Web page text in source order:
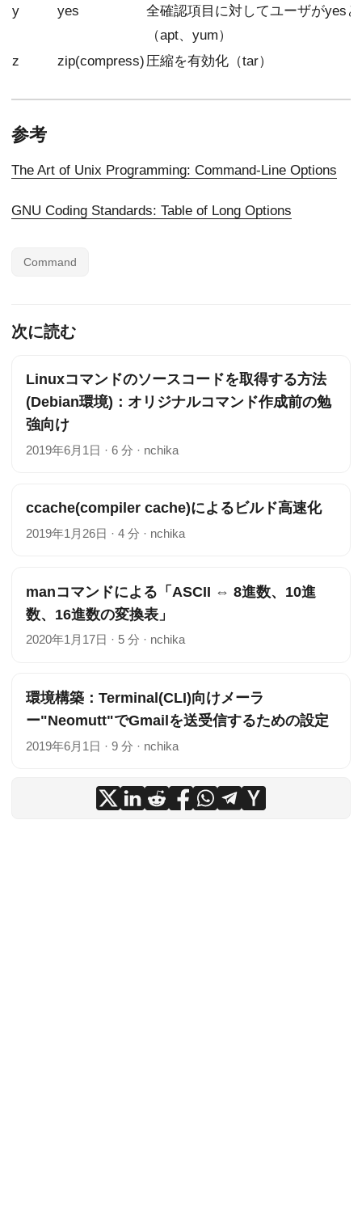
y yes
全確認項目に対してユーザがyes
（apt、yum）
z
zip(compress) 圧縮を有効化（tar）
参考
The Art of Unix Programming: Command-Line Options
GNU Coding Standards: Table of Long Options
Command
次に読む
Linuxコマンドのソースコードを取得する方法
(Debian環境)：オリジナルコマンド作成前の勉
強向け
2019年6月1日 · 6 分 · nchika
ccache(compiler cache)によるビルド高速化
2019年1月26日 · 4 分 · nchika
manコマンドによる「ASCII ⇔ 8進数、10進
数、16進数の変換表」
2020年1月17日 · 5 分 · nchika
環境構築：Terminal(CLI)向けメーラ
ー"Neomutt"でGmailを送受信するための設定
2019年6月1日 · 9 分 · nchika